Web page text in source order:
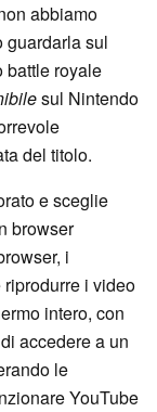
abbiamo
guardarla sul
battle royale
sul Nintendo
del titolo.
e sceglie
browser
i
i video
intero, con
accedere a un
le
YouTube